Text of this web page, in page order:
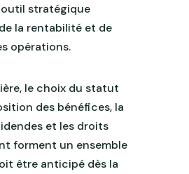
stratégique
la rentabilité et de
opérations.
le choix du statut
des bénéfices, la
et les droits
forment un ensemble
être anticipé dès la